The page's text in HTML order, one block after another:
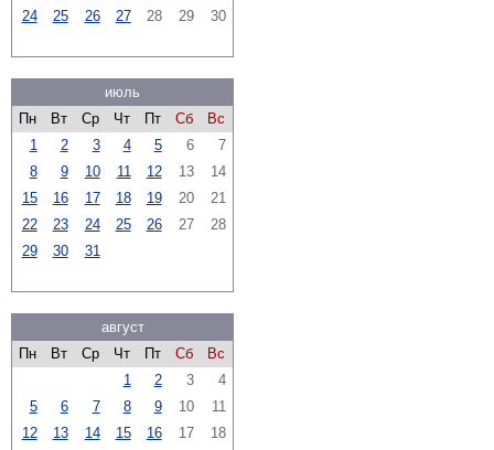
24
25 26 27 28 29 30
июль
Пн
Вт Ср Чт Пт Сб
Вс
1
2 3 4 5 6
7
8
9 10 11 12 13
14
15
16 17 18 19 20
21
22
23 24 25 26 27
28
29
30 31
август
Пн
Вт Ср Чт Пт Сб
Вс
1
2 3
4
5
6 7 8 9 10
11
12
13 14 15 16 17
18